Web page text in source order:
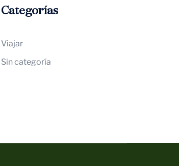
Categorías
Viajar
Sin categoría